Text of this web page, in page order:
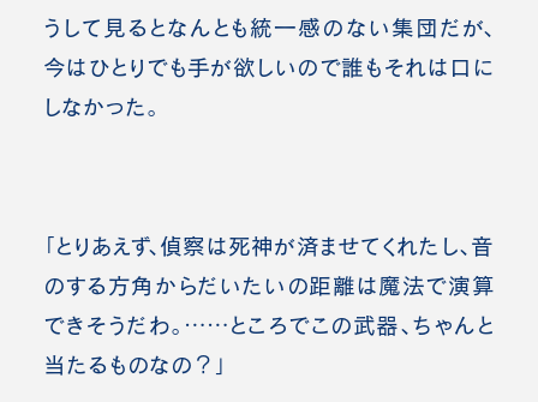
うして見るとなんとも統一感のない集団だが、
今はひとりでも手が欲しいので誰もそれは口に
しなかった。
「とりあえず、偵察は死神が済ませてくれたし、音
のする方角からだいたいの距離は魔法で演算
できそうだわ。……ところでこの武器、ちゃんと
当たるものなの？」